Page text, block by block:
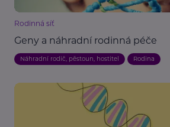
Rodinná síť
Geny a náhradní rodinná péče
Náhradní rodič, pěstoun, hostitel Rodina